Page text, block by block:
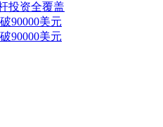
90000美元
90000美元